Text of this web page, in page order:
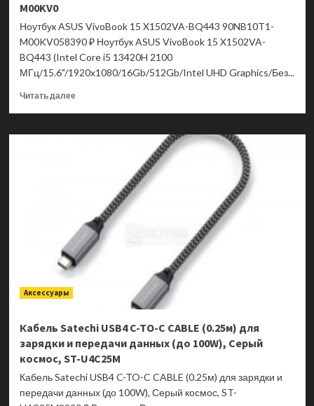
M00KV0
Ноутбук ASUS VivoBook 15 X1502VA-BQ443 90NB10T1-
M00KV058390 ₽ Ноутбук ASUS VivoBook 15 X1502VA-
BQ443 (Intel Core i5 13420H 2100
МГц/15.6"/1920x1080/16Gb/512Gb/Intel UHD Graphics/Без...
Читать далееПрочитать
Ноутбук
90NB10T1-
M00KV0
Аксессуары
Кабель Satechi USB4 C-TO-C CABLE (0.25м) для
зарядки и передачи данных (до 100W), Серый
космос, ST-U4C25M
Кабель Satechi USB4 C-TO-C CABLE (0.25м) для зарядки и
передачи данных (до 100W), Серый космос, ST-